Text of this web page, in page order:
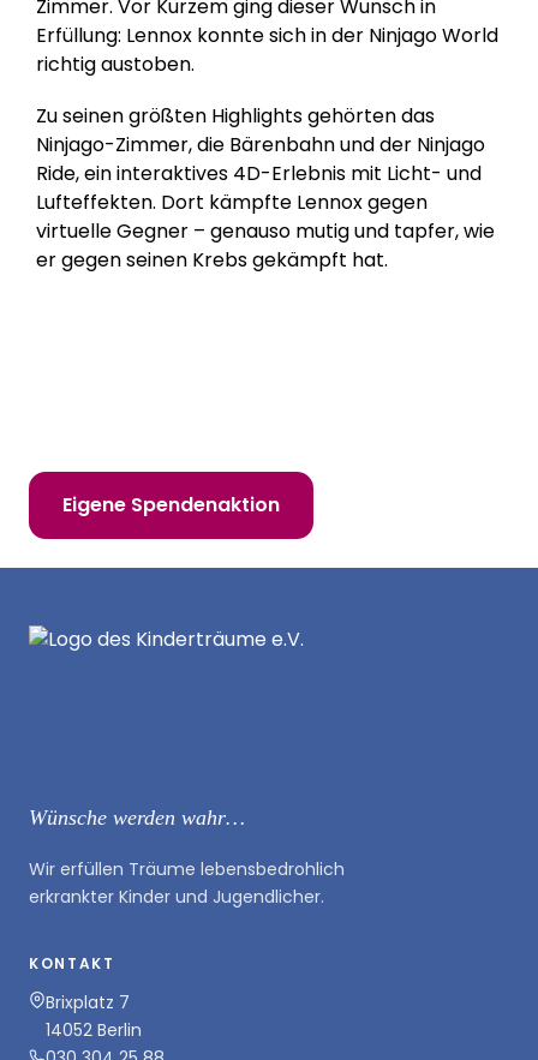
Zimmer. Vor Kurzem ging dieser Wunsch in
Erfüllung: Lennox konnte sich in der Ninjago World
richtig austoben.
Zu seinen größten Highlights gehörten das
Ninjago-Zimmer, die Bärenbahn und der Ninjago
Ride, ein interaktives 4D-Erlebnis mit Licht- und
Lufteffekten. Dort kämpfte Lennox gegen
virtuelle Gegner – genauso mutig und tapfer, wie
er gegen seinen Krebs gekämpft hat.
Eigene Spendenaktion
Wünsche werden wahr…
Wir erfüllen Träume lebensbedrohlich
erkrankter Kinder und Jugendlicher.
KONTAKT
Brixplatz 7
14052 Berlin